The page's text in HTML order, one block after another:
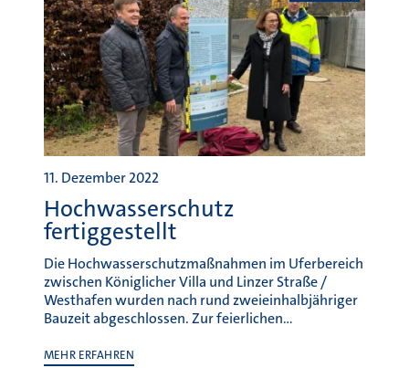
11. Dezember 2022
Hochwasserschutz
fertiggestellt
Die Hochwasserschutzmaßnahmen im Uferbereich
zwischen Königlicher Villa und Linzer Straße /
Westhafen wurden nach rund zweieinhalbjähriger
Bauzeit abgeschlossen. Zur feierlichen…
MEHR ERFAHREN